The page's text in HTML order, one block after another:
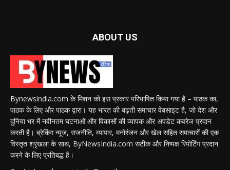
ABOUT US
Bynewsindia.com के मिशन को इस प्रकार परिभाषित किया गया है – पाठक का,
पाठक के लिए और पाठक द्वारा। यह भारत की बढ़ती समाचार वेबसाइट है, जो देश और
दुनिया भर में नवीनतम घटनाओं और विकासों की व्यापक और अपडेट कवरेज प्रदान
करती है। ब्रेकिंग न्यूज, राजनीति, व्यापार, मनोरंजन और खेल सहित समाचारों की एक
विस्तृत श्रृंखला के साथ, ByNewsIndia.com सटीक और निष्पक्ष रिपोर्टिंग प्रदान
करने के लिए प्रतिबद्ध है।